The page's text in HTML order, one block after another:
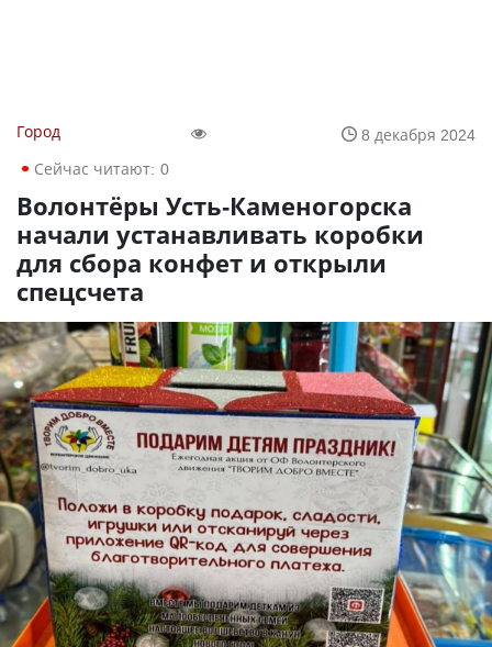
Город
8 декабря 2024
Сейчас читают: 0
Волонтёры Усть-Каменогорска
начали устанавливать коробки
для сбора конфет и открыли
спецсчета